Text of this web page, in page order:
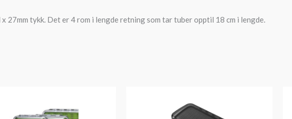
27mm tykk. Det er 4 rom i lengde retning som tar tuber opptil 18 cm i lengde.
kr199